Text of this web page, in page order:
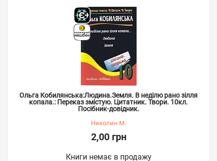
Ольга Кобилянська:Людина.Земля. В неділю рано зілля
копала.: Переказ змістую. Цитатник. Твори. 10кл.
Посібник-довідник.
Николин М.
2,00 грн
Книги немає в продажу